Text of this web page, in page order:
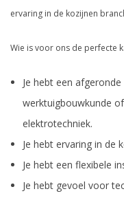
ervaring in de kozijnen
Wie is voor ons de perfecte
Je hebt een
werktuigbouwkunde
elektrotechniek.
Je hebt ervaring in de
Je hebt een flexibele
Je hebt gevoel voor